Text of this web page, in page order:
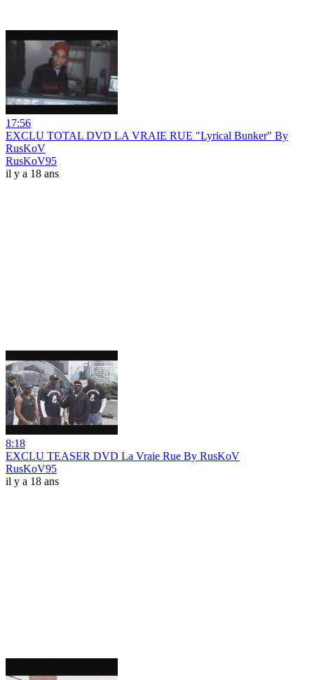
17:56
EXCLU TOTAL DVD LA VRAIE RUE "Lyrical Bunker" By
RusKoV
RusKoV95
il y a 18 ans
8:18
EXCLU TEASER DVD La Vraie Rue By RusKoV
RusKoV95
il y a 18 ans